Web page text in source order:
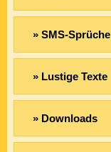
» SMS-Sprüche
» Lustige Texte
» Downloads